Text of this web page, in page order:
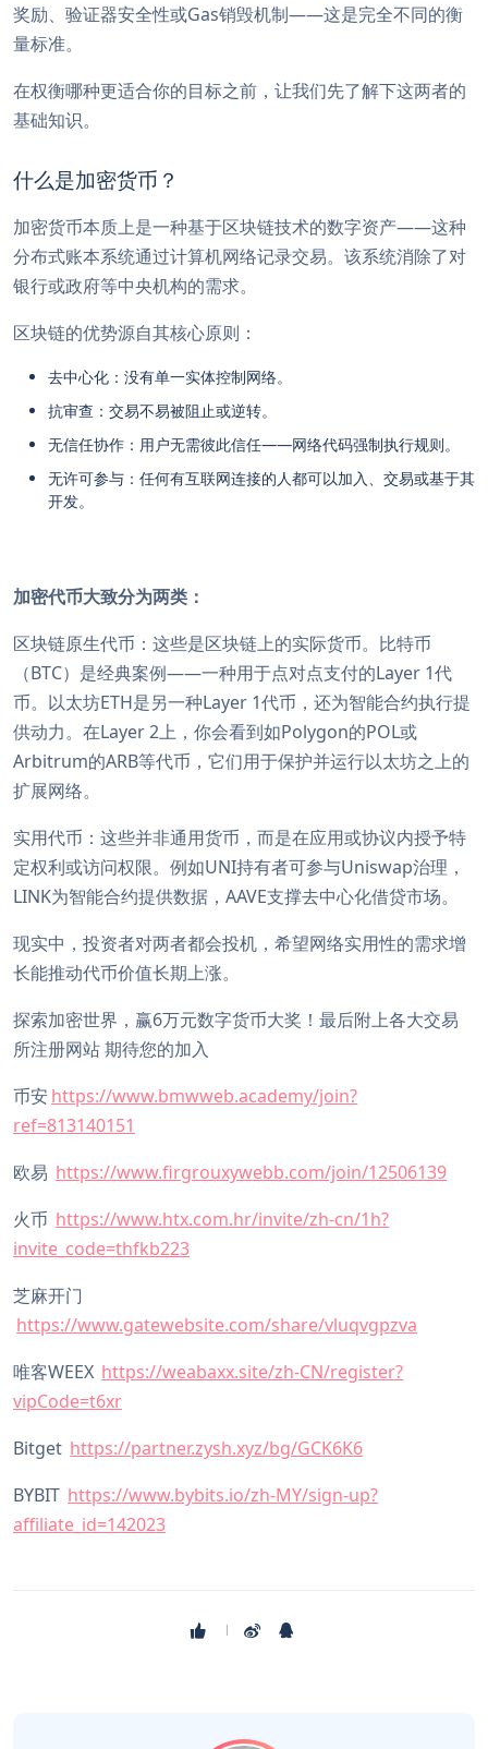
奖励、验证器安全性或Gas销毁机制——这是完全不同的衡
量标准。
在权衡哪种更适合你的目标之前，让我们先了解下这两者的
基础知识。
什么是加密货币？
加密货币本质上是一种基于区块链技术的数字资产——这种
分布式账本系统通过计算机网络记录交易。该系统消除了对
银行或政府等中央机构的需求。
区块链的优势源自其核心原则：
去中心化：没有单一实体控制网络。
抗审查：交易不易被阻止或逆转。
无信任协作：用户无需彼此信任——网络代码强制执行规则。
无许可参与：任何有互联网连接的人都可以加入、交易或基于其
开发。
加密代币大致分为两类：
区块链原生代币：这些是区块链上的实际货币。比特币
（BTC）是经典案例——一种用于点对点支付的Layer 1代
币。以太坊ETH是另一种Layer 1代币，还为智能合约执行提
供动力。在Layer 2上，你会看到如Polygon的POL或
Arbitrum的ARB等代币，它们用于保护并运行以太坊之上的
扩展网络。
实用代币：这些并非通用货币，而是在应用或协议内授予特
定权利或访问权限。例如UNI持有者可参与Uniswap治理，
LINK为智能合约提供数据，AAVE支撑去中心化借贷市场。
现实中，投资者对两者都会投机，希望网络实用性的需求增
长能推动代币价值长期上涨。
探索加密世界，赢6万元数字货币大奖！最后附上各大交易
所注册网站 期待您的加入
币安https://www.bmwweb.academy/join?
ref=813140151
欧易 https://www.firgrouxywebb.com/join/12506139
火币 https://www.htx.com.hr/invite/zh-cn/1h?
invite_code=thfkb223
芝麻开门
https://www.gatewebsite.com/share/vluqvgpzva
唯客WEEX https://weabaxx.site/zh-CN/register?
vipCode=t6xr
Bitget https://partner.zysh.xyz/bg/GCK6K6
BYBIT https://www.bybits.io/zh-MY/sign-up?
affiliate_id=142023